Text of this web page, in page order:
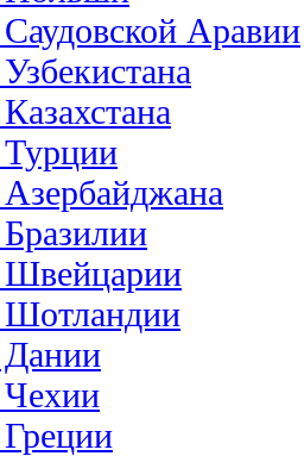
Аравии